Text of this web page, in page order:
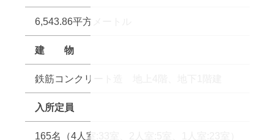
6,543.86平方メートル
建 物
鉄筋コンクリート造 地上4階、地下1階建
入所定員
165名（4人室:33室、2人室:5室、1人室:23室）